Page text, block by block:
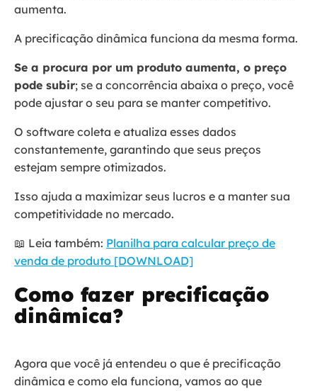
aumenta.
A precificação dinâmica funciona da mesma forma.
Se a procura por um produto aumenta, o preço
pode subir; se a concorrência abaixa o preço, você
pode ajustar o seu para se manter competitivo.
O software coleta e atualiza esses dados
constantemente, garantindo que seus preços
estejam sempre otimizados.
Isso ajuda a maximizar seus lucros e a manter sua
competitividade no mercado.
📖 Leia também: Planilha para calcular preço de
venda de produto [DOWNLOAD]
Como fazer precificação
dinâmica?
Agora que você já entendeu o que é precificação
dinâmica e como ela funciona, vamos ao que